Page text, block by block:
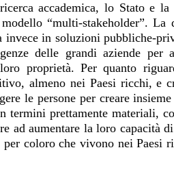
accademica, lo Stato e
“multi-stakeholder”.
invece in soluzioni pubbliche-
delle grandi aziende per
proprietà. Per quanto
almeno nei Paesi ricchi, e
le persone per creare
termini prettamente materiali,
ad aumentare la loro capacità
coloro che vivono nei Paesi